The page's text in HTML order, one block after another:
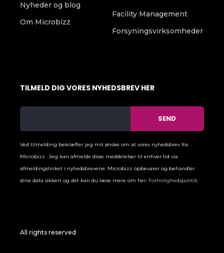
Nyheder og blog
Om Microbizz
Facility Management
Forsyningsvirksomheder
TILMELD DIG VORES NYHEDSBREV HER
Ved tilmelding bekræfter jeg mit ønske om at vores nyhedsbrev fra
Microbizz . Jeg kan afmelde disse meddelelser til enhver tid via
afmeldingslinket i nyhedsbrevene. Microbizz opbevarer og behandler
dine data sikkert og det kan du læse mere om her: Fortrolighedspolitik.
All rights reserved